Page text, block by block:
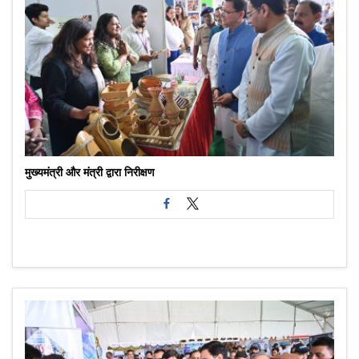
मुख्यमंत्री और मंत्री द्वारा निरीक्षण